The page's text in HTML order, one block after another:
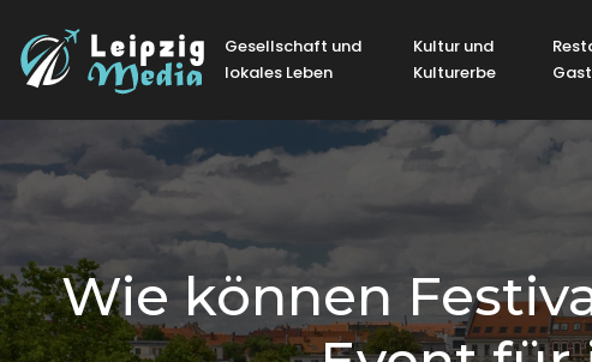
Gesellschaft und
lokales Leben
Kultur und
Kulturerbe
Wie können